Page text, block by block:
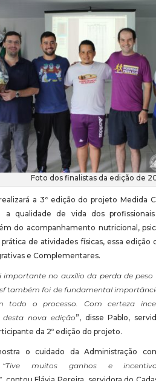
Foto dos finalistas da edição de
a 3ª edição do projeto Medida
a qualidade de vida dos
do acompanhamento nutricional,
de atividades físicas, essa edição
e Complementares.
importante no auxílio da perda de peso
também foi de fundamental
todo o processo. Com certeza
nova edição”, disse Pablo,
da 2º edição do projeto.
o cuidado da Administração
muitos ganhos e